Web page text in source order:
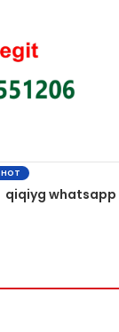
qiqiyg whatsapp
HOT